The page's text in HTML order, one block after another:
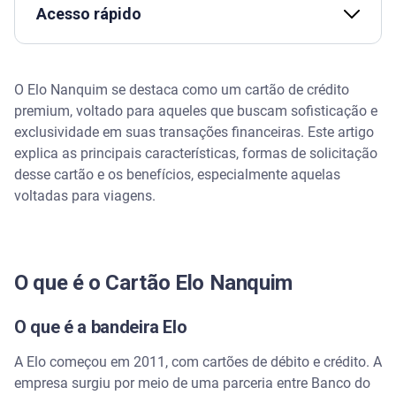
Acesso rápido
O que é a bandeira Elo
O que é Elo Nanquim
Quais são as principais características do Cartão
Elo Nanquim?
Assista | Como acumular milhas no cartão de
crédito?
O Elo Nanquim se destaca como um cartão de crédito
premium, voltado para aqueles que buscam sofisticação e
exclusividade em suas transações financeiras. Este artigo
explica as principais características, formas de solicitação
desse cartão e os benefícios, especialmente aquelas
voltadas para viagens.
O que é o Cartão Elo Nanquim
O que é a bandeira Elo
A Elo começou em 2011, com cartões de débito e crédito. A
empresa surgiu por meio de uma parceria entre Banco do